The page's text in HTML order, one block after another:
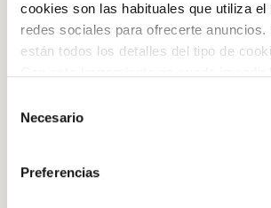
cookies son las habituales que utiliza el
redes sociales para ofrecerte anuncios.
están todos los detalles del tipo de
la web aparece cómo evitar las
Si se desea ver otra vez esta
privado y aparecerá de nuevo. Le
no habiendo aceptado las cookies de
Necesario
Preferencias
Iniciar sessió amb